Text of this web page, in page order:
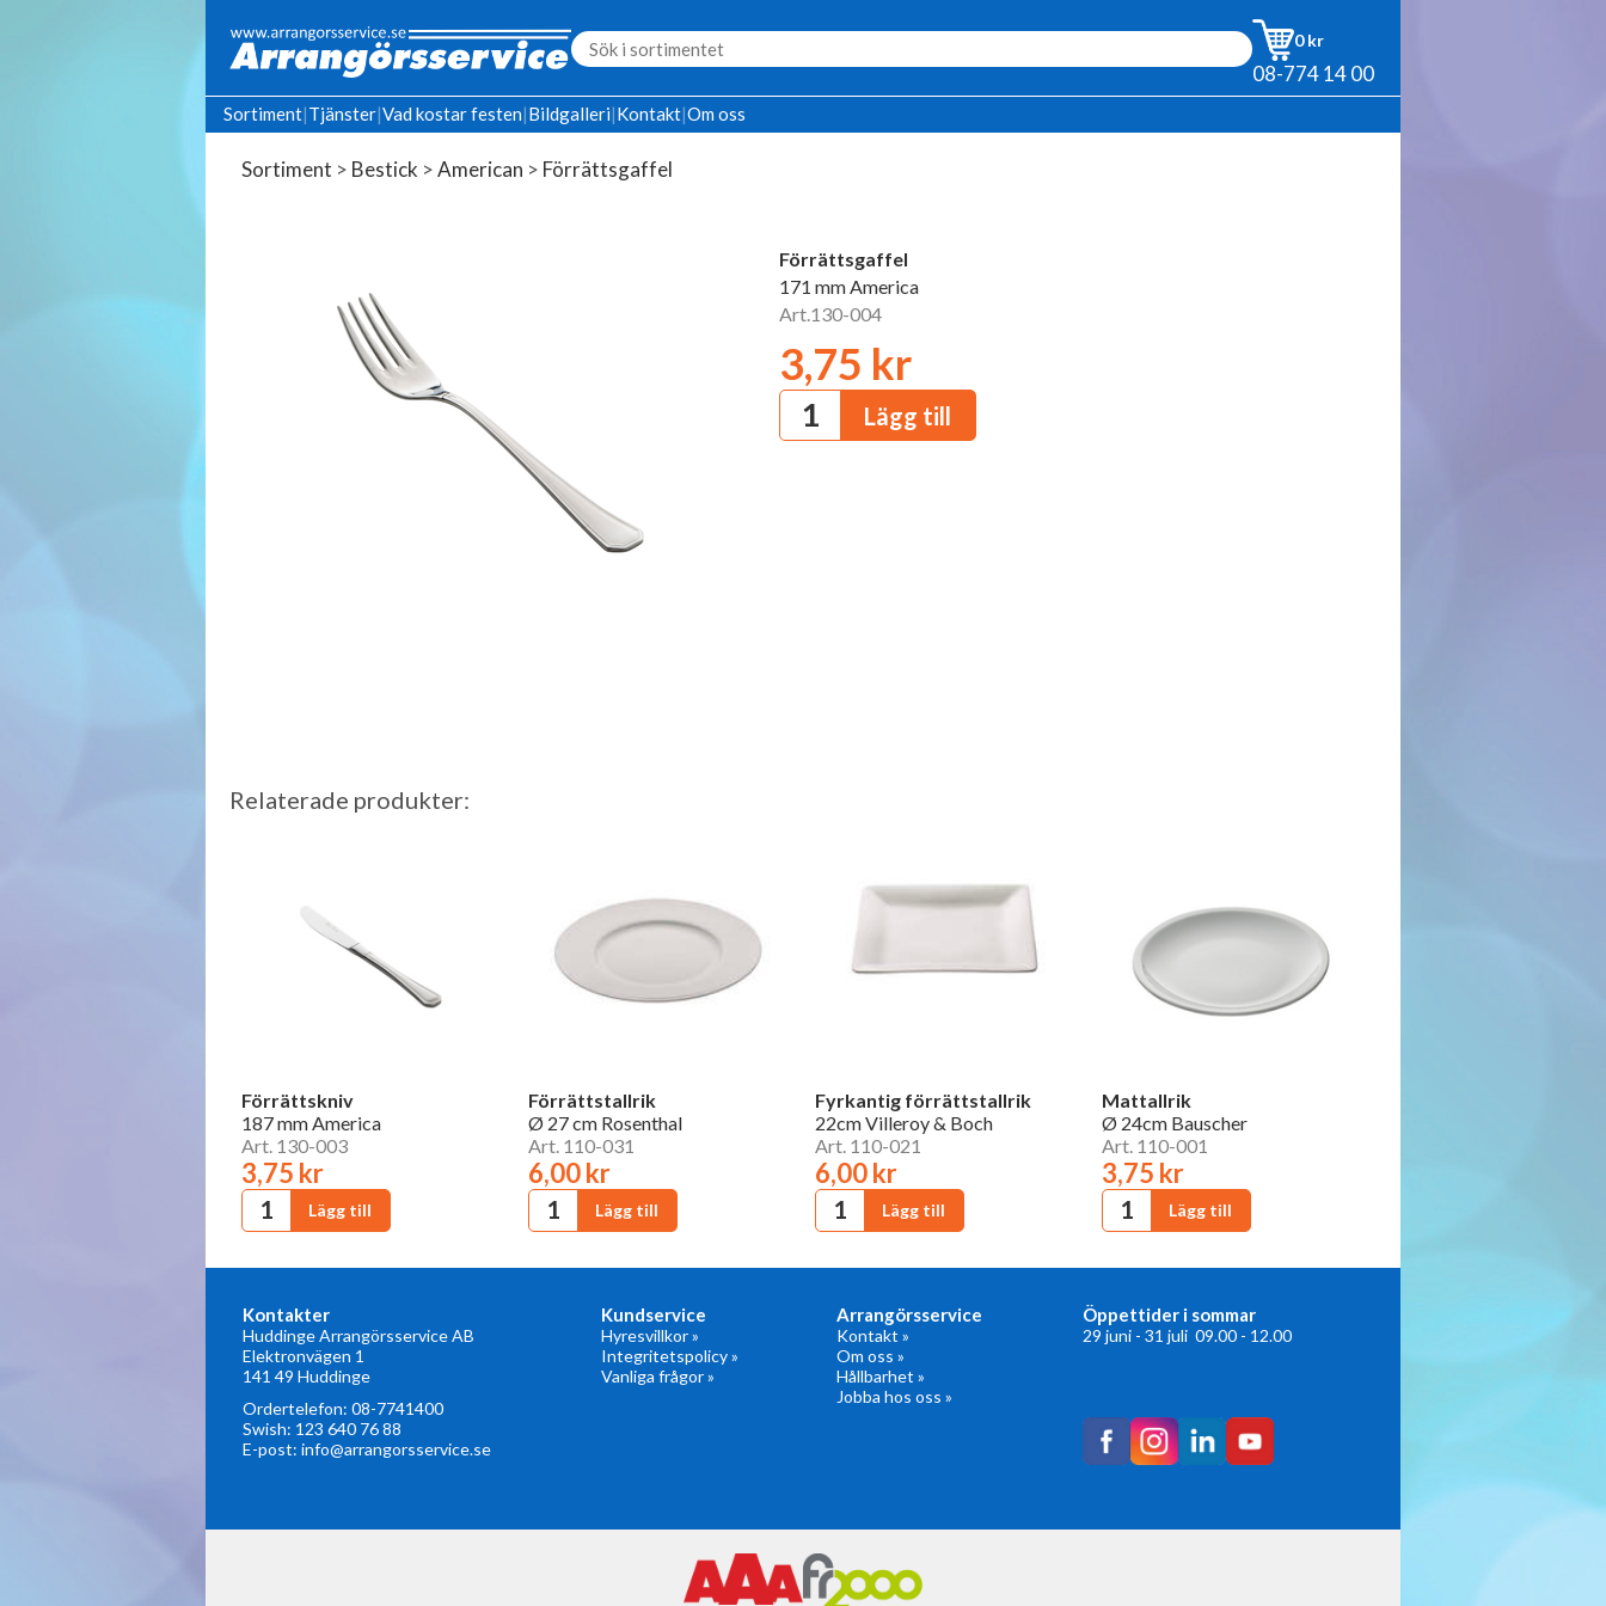
0 kr
08-774 14 00
Sortiment|Tjänster|Vad kostar festen|Bildgalleri|Kontakt|Om oss
Sortiment > Bestick >American > Förrättsgaffel
Förrättsgaffel
171 mm America
Art.130-004
3,75 kr
Relaterade produkter:
Förrättskniv
187 mm America
Art. 130-003
3,75 kr
Förrättstallrik
Ø 27 cm Rosenthal
Art. 110-031
6,00 kr
Fyrkantig förrättstallrik
22cm Villeroy & Boch
Art. 110-021
6,00 kr
Mattallrik
Ø 24cm Bauscher
Art. 110-001
3,75 kr
Kontakter
Huddinge Arrangörsservice AB
Elektronvägen 1
141 49 Huddinge
Ordertelefon: 08-7741400
Swish: 123 640 76 88
E-post: info@arrangorsservice.se
Kundservice
Hyresvillkor »
Integritetspolicy »
Vanliga frågor »
Arrangörsservice
Kontakt »
Om oss »
Hållbarhet »
Jobba hos oss »
Öppettider i sommar
29 juni - 31 juli 09.00 - 12.00